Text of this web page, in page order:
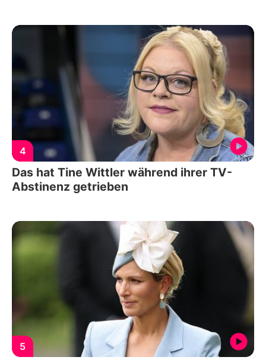
4
Das hat Tine Wittler während ihrer TV-
Abstinenz getrieben
5